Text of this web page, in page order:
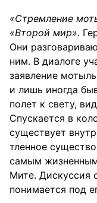
«Стремление
«Второй мир».
Они
ним. В диалоге
заявление
и лишь иногда
полет к свету,
Спускается в
существует
тленное
самым
Мите. Дискуссия
понимается под